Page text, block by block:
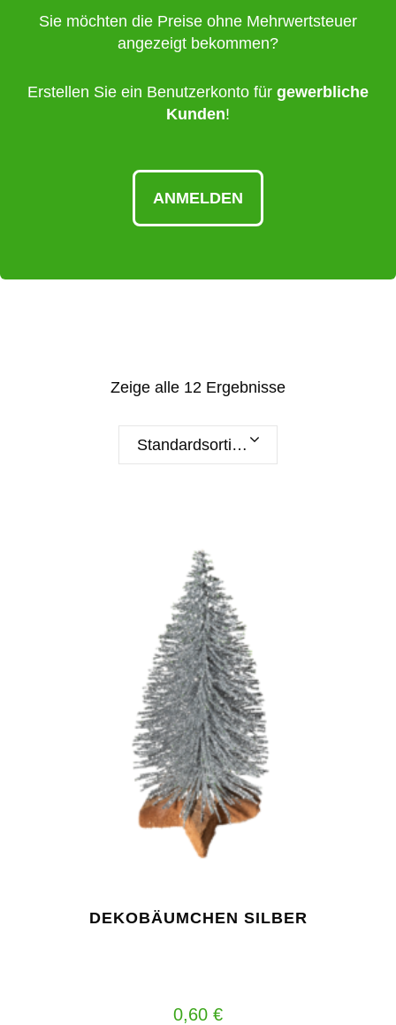
Sie möchten die Preise ohne Mehrwertsteuer
angezeigt bekommen?
Erstellen Sie ein Benutzerkonto für gewerbliche
Kunden!
ANMELDEN
Zeige alle 12 Ergebnisse
Standardsortierung
DEKOBÄUMCHEN SILBER
0,60 €